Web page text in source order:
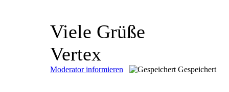
Viele Grüße
Vertex
Moderator informieren Gespeichert